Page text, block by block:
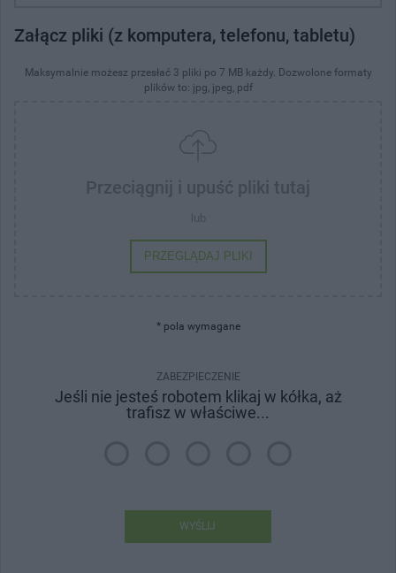
Załącz pliki (z komputera, telefonu, tabletu)
Maksymalnie możesz przesłać 3 pliki po 7 MB każdy. Dozwolone formaty
plików to: jpg, jpeg, pdf
Przeciągnij i upuść pliki tutaj
lub
PRZEGLĄDAJ PLIKI
* pola wymagane
ZABEZPIECZENIE
Jeśli nie jesteś robotem klikaj w kółka, aż
trafisz w właściwe...
WYŚLIJ